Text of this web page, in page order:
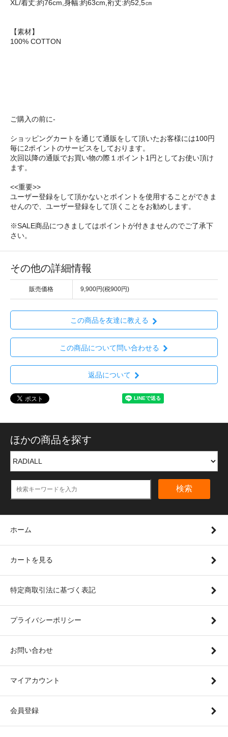
XL/着丈:約76cm,身幅:約63cm,裄丈:約52,5㎝
【素材】
100% COTTON
ご購入の前に-
ショッピングカートを通じて通販をして頂いたお客様には100円
毎に2ポイントのサービスをしております。
次回以降の通販でお買い物の際１ポイント1円としてお使い頂け
ます。
<<重要>>
ユーザー登録をして頂かないとポイントを使用することができま
せんので、ユーザー登録をして頂くことをお勧めします。
※SALE商品につきましてはポイントが付きませんのでご了承下
さい。
その他の詳細情報
販売価格 9,900円(税900円)
この商品を友達に教える
この商品について問い合わせる
返品について
ほかの商品を探す
検索
ホーム
カートを見る
特定商取引法に基づく表記
プライバシーポリシー
お問い合わせ
マイアカウント
会員登録